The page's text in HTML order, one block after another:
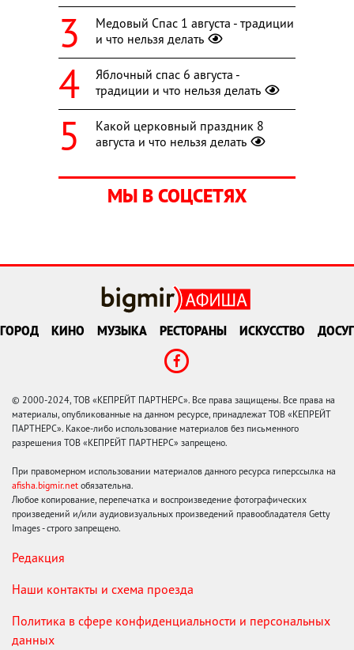
Медовый Спас 1 августа - традиции
и что нельзя делать
Яблочный спас 6 августа -
традиции и что нельзя делать
Какой церковный праздник 8
августа и что нельзя делать
МЫ В СОЦСЕТЯХ
ГОРОД КИНО МУЗЫКА РЕСТОРАНЫ ИСКУССТВО ДОСУГ
© 2000-2024, ТОВ «КЕПРЕЙТ ПАРТНЕРС». Все права защищены. Все права на
материалы, опубликованные на данном ресурсе, принадлежат ТОВ «КЕПРЕЙТ
ПАРТНЕРС». Какое-либо использование материалов без письменного
разрешения ТОВ «КЕПРЕЙТ ПАРТНЕРС» запрещено.
При правомерном использовании материалов данного ресурса гиперссылка на
afisha.bigmir.net обязательна.
Любое копирование, перепечатка и воспроизведение фотографических
произведений и/или аудиовизуальных произведений правообладателя Getty
Images - строго запрещено.
Редакция
Наши контакты и схема проезда
Политика в сфере конфиденциальности и персональных
данных